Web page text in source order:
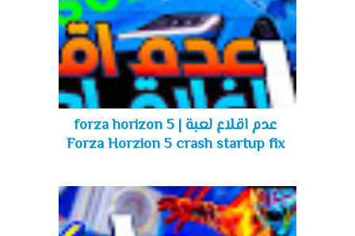
عدم اقلاع لعبة forza horizon 5 |
Forza Horzion 5 crash startup fix